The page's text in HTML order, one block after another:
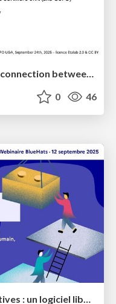
Strengthen visibility and interconnection between public-sector OSPOs
0 46